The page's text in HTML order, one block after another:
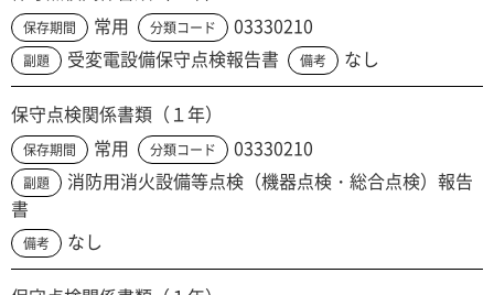
保存期間 常用 分類コード 03330210
副題 受変電設備保守点検報告書 備考 なし
保守点検関係書類（１年）
保存期間 常用 分類コード 03330210
副題
消防用消火設備等点検（機器点検・総合点検）報告
書
備考 なし